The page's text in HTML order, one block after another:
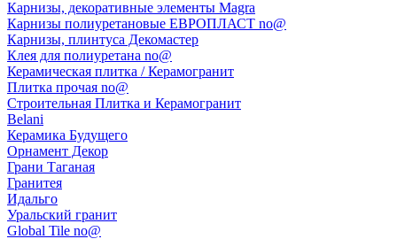
Карнизы, декоративные элементы Magra
Карнизы полиуретановые ЕВРОПЛАСТ no@
Карнизы, плинтуса Декомастер
Клея для полиуретана no@
Керамическая плитка / Керамогранит
Плитка прочая no@
Строительная Плитка и Керамогранит
Belani
Керамика Будущего
Орнамент Декор
Грани Таганая
Гранитея
Идальго
Уральский гранит
Global Tile no@